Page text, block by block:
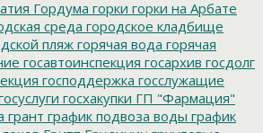
Гордума горки горки на Арбате
среда городское кладбище
пляж горячая вода горячая
госавтоинспекция госархив госдолг
господдержка госслужащие
госхакупки ГП "Фармация"
грант график подвоза воды график